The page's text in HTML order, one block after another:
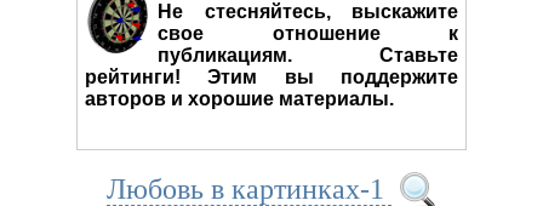
Не стесняйтесь, выскажите
свое отношение к
публикациям. Ставьте
рейтинги! Этим вы поддержите
авторов и хорошие материалы.
Любовь в картинках-1